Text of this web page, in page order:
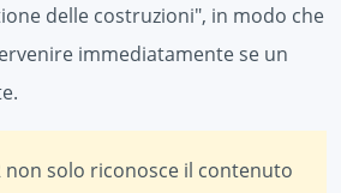
delle costruzioni", in modo che
immediatamente se un
non solo riconosce il contenuto